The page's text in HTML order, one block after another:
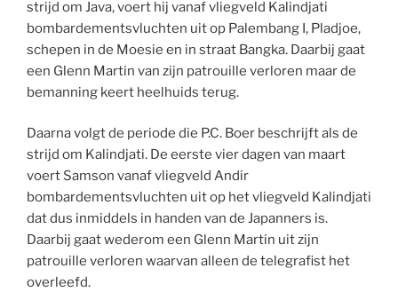
strijd om Java, voert hij vanaf vliegveld Kalindjati
bombardementsvluchten uit op Palembang I, Pladjoe,
schepen in de Moesie en in straat Bangka. Daarbij gaat
een Glenn Martin van zijn patrouille verloren maar de
bemanning keert heelhuids terug.
Daarna volgt de periode die P.C. Boer beschrijft als de
strijd om Kalindjati. De eerste vier dagen van maart
voert Samson vanaf vliegveld Andir
bombardementsvluchten uit op het vliegveld Kalindjati
dat dus inmiddels in handen van de Japanners is.
Daarbij gaat wederom een Glenn Martin uit zijn
patrouille verloren waarvan alleen de telegrafist het
overleefd.